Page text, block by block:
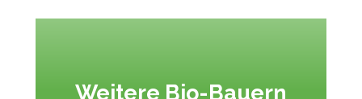
Weitere Bio-Bauern